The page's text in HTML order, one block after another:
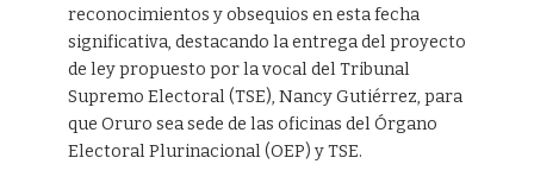
reconocimientos y obsequios en esta fecha
significativa, destacando la entrega del proyecto
de ley propuesto por la vocal del Tribunal
Supremo Electoral (TSE), Nancy Gutiérrez, para
que Oruro sea sede de las oficinas del Órgano
Electoral Plurinacional (OEP) y TSE.